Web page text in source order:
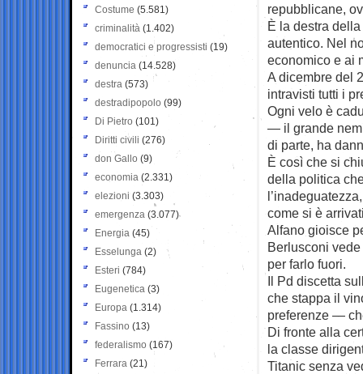
repubblicane,
È la destra
autentico. Nel
economico e ai
A dicembre del
intravisti tutti i
Ogni velo è
— il grande
di parte, ha
È così che si
della politica
come si è
Alfano gioisce
Berlusconi
per farlo fuori.
Il Pd discetta
che stappa il
preferenze —
Di fronte alla
la classe
Titanic senza
Costume (5.581)
criminalità (1.402)
democratici e progressisti (19)
denuncia (14.528)
destra (573)
destradipopolo (99)
Di Pietro (101)
Diritti civili (276)
don Gallo (9)
economia (2.331)
elezioni (3.303)
emergenza (3.077)
Energia (45)
Esselunga (2)
Esteri (784)
Eugenetica (3)
Europa (1.314)
Fassino (13)
federalismo (167)
Ferrara (21)